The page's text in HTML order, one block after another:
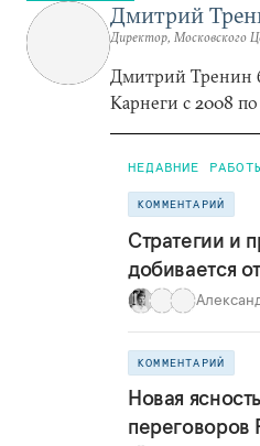
Дмитрий
Директор, Московского
Дмитрий Тренин
Карнеги с 2008 по
НЕДАВНИЕ
КОММЕНТАРИЙ
Стратегии и
добивается
КОММЕНТАРИЙ
Новая
переговоров